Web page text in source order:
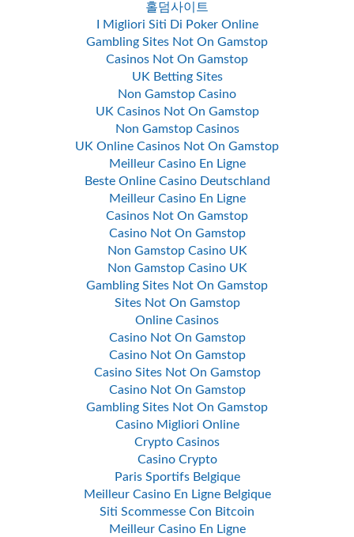
홀덤사이트
I Migliori Siti Di Poker Online
Gambling Sites Not On Gamstop
Casinos Not On Gamstop
UK Betting Sites
Non Gamstop Casino
UK Casinos Not On Gamstop
Non Gamstop Casinos
UK Online Casinos Not On Gamstop
Meilleur Casino En Ligne
Beste Online Casino Deutschland
Meilleur Casino En Ligne
Casinos Not On Gamstop
Casino Not On Gamstop
Non Gamstop Casino UK
Non Gamstop Casino UK
Gambling Sites Not On Gamstop
Sites Not On Gamstop
Online Casinos
Casino Not On Gamstop
Casino Not On Gamstop
Casino Sites Not On Gamstop
Casino Not On Gamstop
Gambling Sites Not On Gamstop
Casino Migliori Online
Crypto Casinos
Casino Crypto
Paris Sportifs Belgique
Meilleur Casino En Ligne Belgique
Siti Scommesse Con Bitcoin
Meilleur Casino En Ligne